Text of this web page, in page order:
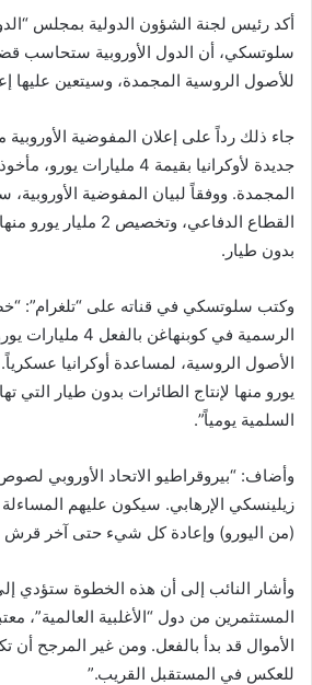
أكد رئيس لجنة الشؤون الدولية بمجلس
سلوتسكي، أن الدول الأوروبية ستحاسب
للأصول الروسية المجمدة، وسيتعين عليها
جاء ذلك رداً على إعلان المفوضية
جديدة لأوكرانيا بقيمة 4
المجمدة. ووفقاً لبيان المفوضية الأوروبية،
القطاع الدفاعي،
بدون طيار.
وكتب سلوتسكي في قناته على “تلغرام”:
الرسمية في كوبنهاغن
يورو منها لإنتاج الطائرات بدون طيار التي
السلمية يومياً”.
وأضاف: “بيروقراطيو الاتحاد الأوروبي
زيلينسكي الإرهابي. سيكون عليهم
(من اليورو) وإعادة كل شيء حتى آخر قرش
وأشار النائب إلى أن هذه الخطوة ستؤدي
المستثمرين من دول “الأغلبية العالمية”،
الأموال قد بدأ بالفعل. ومن غير المرجح أن
للعكس في المستقبل القريب.”